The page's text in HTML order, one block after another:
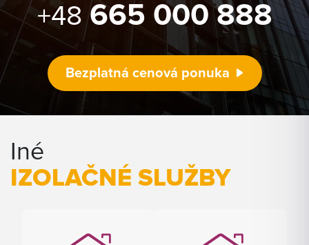
+48665 000 888
Bezplatná cenová ponuka
Iné
IZOLAČNÉ SLUŽBY